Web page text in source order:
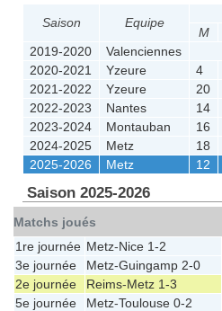
Saison Equipe
M
2019-2020
Valenciennes
2020-2021
Yzeure 4
2021-2022
Yzeure 20
2022-2023
Nantes 14
2023-2024
Montauban 16
2024-2025
Metz 18
2025-2026
Metz 12
Saison 2025-2026
Matchs joués
1re journée Metz-Nice 1-2
3e journée
Metz-Guingamp 2-0
2e journée
Reims-Metz 1-3
5e journée
Metz-Toulouse 0-2